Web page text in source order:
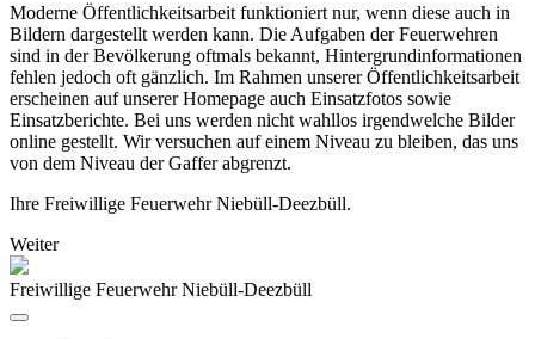
Moderne Öffentlichkeitsarbeit funktioniert nur, wenn diese auch in
Bildern dargestellt werden kann. Die Aufgaben der Feuerwehren
sind in der Bevölkerung oftmals bekannt, Hintergrundinformationen
fehlen jedoch oft gänzlich. Im Rahmen unserer Öffentlichkeitsarbeit
erscheinen auf unserer Homepage auch Einsatzfotos sowie
Einsatzberichte. Bei uns werden nicht wahllos irgendwelche Bilder
online gestellt. Wir versuchen auf einem Niveau zu bleiben, das uns
von dem Niveau der Gaffer abgrenzt.
Ihre Freiwillige Feuerwehr Niebüll-Deezbüll.
Weiter
Freiwillige Feuerwehr Niebüll-Deezbüll